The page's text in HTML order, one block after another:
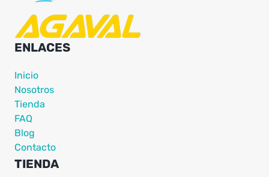
ENLACES
Inicio
Nosotros
Tienda
FAQ
Blog
Contacto
TIENDA